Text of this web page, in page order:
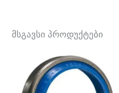
მსგავსი პროდუქტები